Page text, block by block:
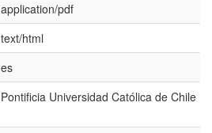
application/pdf
text/html
es
Pontificia Universidad Católica de Chile